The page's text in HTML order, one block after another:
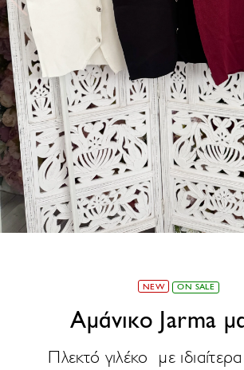
NEW ON SALE
Αμάνικο Jarma
Πλεκτό γιλέκο με